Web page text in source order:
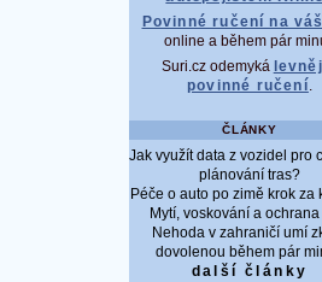
Povinné ručení na
online a během pár
Suri.cz odemyká
povinné ručení.
ČLÁNKY
Jak využít data z vozidel pro
plánování tras?
Péče o auto po zimě krok za
Mytí, voskování a
Nehoda v zahraničí umí
dovolenou během pár
další články